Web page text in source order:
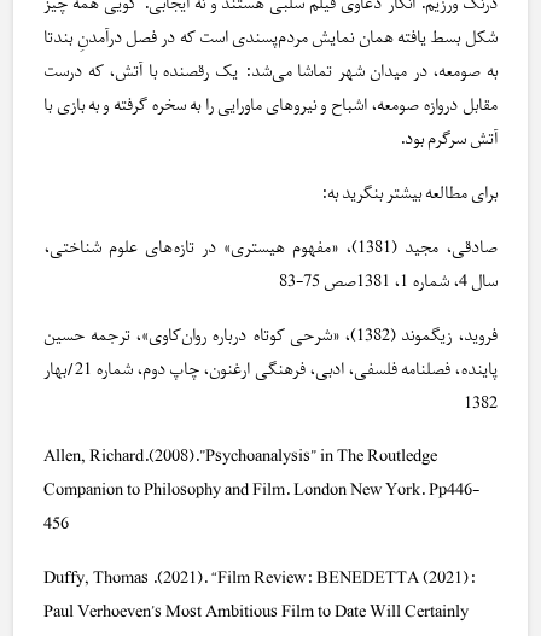
درنگ ورزیم. انگار دعاوی فیلم سلبی هستند و نه ایجابی. گویی همه چیز
شکل بسط یافته همان نمایش مردم‌پسندی است که در فصل درآمدنِ بندتا
به صومعه، در میدان شهر تماشا می‌شد: یک رقصنده با آتش، که درست
مقابل دروازه صومعه، اشباح و نیروهای ماورایی را به سخره گرفته و به بازی با
آتش سرگرم بود.
برای مطالعه بیشتر بنگرید به:
صادقی، مجید (1381)، «مفهوم هیستری» در تازه‌های علوم شناختی،
سال 4، شماره 1، 1381صص 75-83
فروید، زیگموند (1382)، «شرحی کوتاه درباره روان‌کاوی»، ترجمه حسین
پاینده، فصلنامه فلسفی، ادبی، فرهنگی ارغنون، چاپ دوم، شماره 21/بهار
1382
Allen, Richard.(2008).”Psychoanalysis” in The Routledge
Companion to Philosophy and Film. London New York. Pp446-
456
Duffy, Thomas .(2021). “Film Review: BENEDETTA (2021):
Paul Verhoeven’s Most Ambitious Film to Date Will Certainly